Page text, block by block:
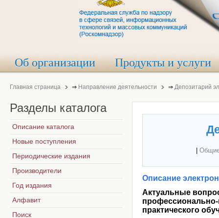
Об организации Продукты и услуги
Главная страница ⇒ Направление деятельности ⇒ Депозитарий
Описание
Актуальные
профессионально-
практического
Разделы каталога
Описание каталога
Новые поступления
Периодические издания
Производители
Год издания
Алфавит
Поиск